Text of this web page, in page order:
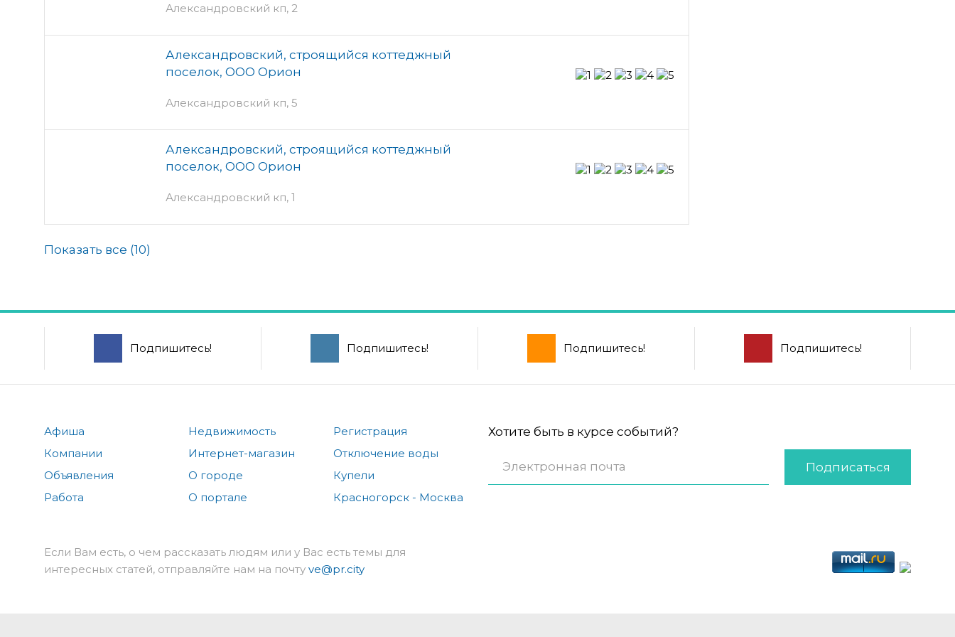
Александровский кп, 2
Александровский, строящийся коттеджный
поселок, ООО Орион
Александровский кп, 5
Александровский, строящийся коттеджный
поселок, ООО Орион
Александровский кп, 1
Показать все (10)
Подпишитесь! Подпишитесь! Подпишитесь! Подпишитесь!
Афиша
Компании
Объявления
Работа
Недвижимость
Интернет-магазин
О городе
О портале
Регистрация
Отключение воды
Купели
Красногорск - Москва
Хотите быть в курсе событий?
Подписаться
Если Вам есть, о чем рассказать людям или у Вас есть темы для
интересных статей, отправляйте нам на почту ve@pr.city